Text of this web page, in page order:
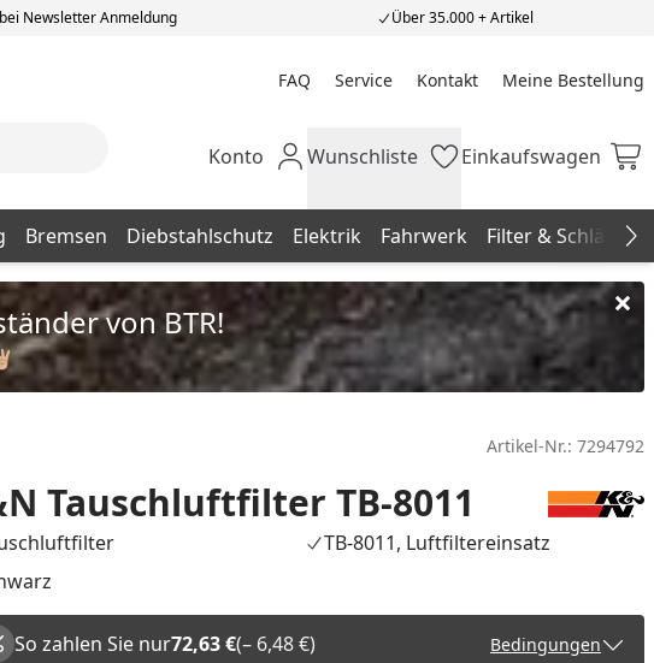
Newsletter Anmeldung Über 35.000 + Artikel
FAQ Service Kontakt Meine Bestellung
Meine Bestellung
Mein Konto
Konto Wunschliste
Wunschliste Einkaufswagen
Einkaufswagen
Bremsen Diebstahlschutz Elektrik Fahrwerk Filter & Schläuche
von BTR!
Artikel-Nr.: 7294792
Tauschluftfilter TB-8011
TB-8011, Luftfiltereinsatz
So zahlen Sie nur72,63 €(– 6,48 €) Bedingungen